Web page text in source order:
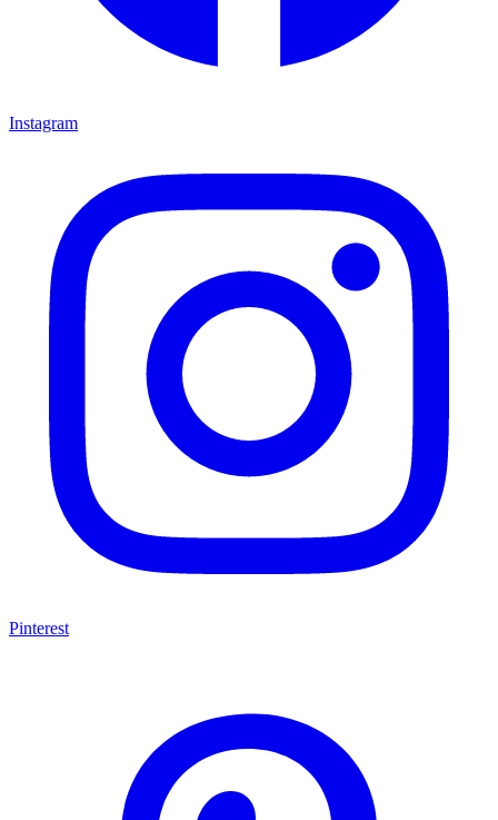
Instagram
Pinterest